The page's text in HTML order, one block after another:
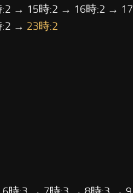
→ 15時:2 → 16時:2 → 17
:2 → 23時:2